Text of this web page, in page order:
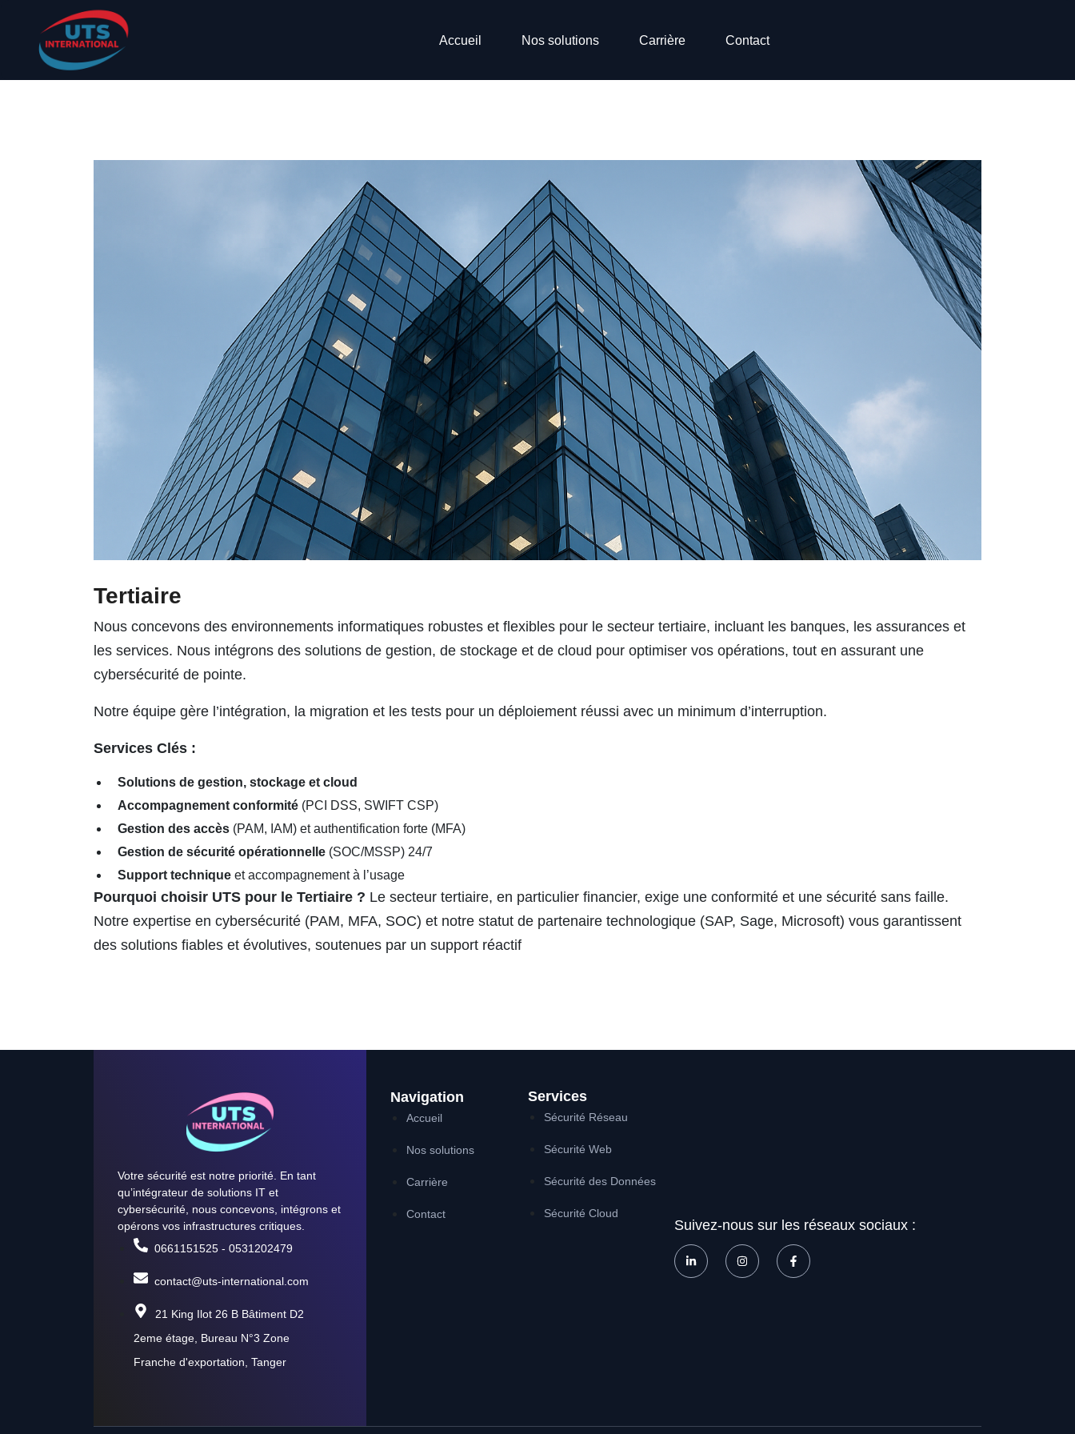
Accueil Nos solutions Carrière Contact
Tertiaire
Nous concevons des environnements informatiques robustes et flexibles pour le secteur tertiaire, incluant les banques, les assurances et
les services. Nous intégrons des solutions de gestion, de stockage et de cloud pour optimiser vos opérations, tout en assurant une
cybersécurité de pointe.
Notre équipe gère l’intégration, la migration et les tests pour un déploiement réussi avec un minimum d’interruption.
Services Clés :
Solutions de gestion, stockage et cloud
Accompagnement conformité (PCI DSS, SWIFT CSP)
Gestion des accès (PAM, IAM) et authentification forte (MFA)
Gestion de sécurité opérationnelle (SOC/MSSP) 24/7
Support technique et accompagnement à l’usage
Pourquoi choisir UTS pour le Tertiaire ? Le secteur tertiaire, en particulier financier, exige une conformité et une sécurité sans faille.
Notre expertise en cybersécurité (PAM, MFA, SOC) et notre statut de partenaire technologique (SAP, Sage, Microsoft) vous garantissent
des solutions fiables et évolutives, soutenues par un support réactif
Votre sécurité est notre priorité. En tant
qu’intégrateur de solutions IT et
cybersécurité, nous concevons, intégrons et
opérons vos infrastructures critiques.
0661151525 - 0531202479
contact@uts-international.com
21 King Ilot 26 B Bâtiment D2
2eme étage, Bureau N°3 Zone
Franche d'exportation, Tanger
Navigation
Accueil
Nos solutions
Carrière
Contact
Services
Sécurité Réseau
Sécurité Web
Sécurité des Données
Sécurité Cloud
Suivez-nous sur les réseaux sociaux :